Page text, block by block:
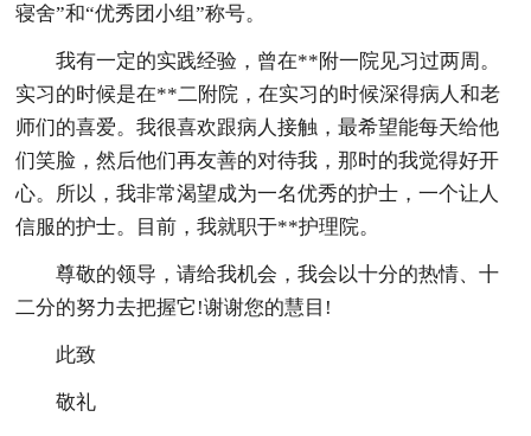
寝舍”和“优秀团小组”称号。
我有一定的实践经验，曾在**附一院见习过两周。
实习的时候是在**二附院，在实习的时候深得病人和老
师们的喜爱。我很喜欢跟病人接触，最希望能每天给他
们笑脸，然后他们再友善的对待我，那时的我觉得好开
心。所以，我非常渴望成为一名优秀的护士，一个让人
信服的护士。目前，我就职于**护理院。
尊敬的领导，请给我机会，我会以十分的热情、十
二分的努力去把握它!谢谢您的慧目!
此致
敬礼